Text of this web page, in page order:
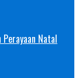
Natal